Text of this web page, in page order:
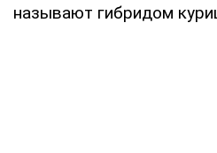
называют гибридом